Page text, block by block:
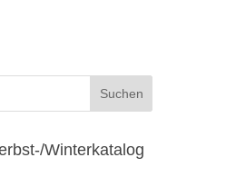
Winterkatalog